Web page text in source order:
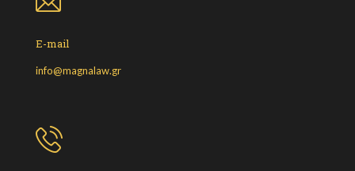
E-mail
info@magnalaw.gr